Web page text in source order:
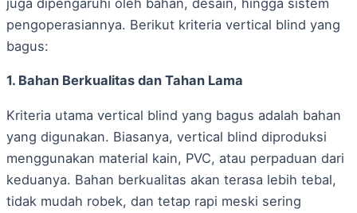
pengoperasiannya. Berikut kriteria vertical blind yang
bagus:
1. Bahan Berkualitas dan Tahan Lama
Kriteria utama vertical blind yang bagus adalah bahan
yang digunakan. Biasanya, vertical blind diproduksi
menggunakan material kain, PVC, atau perpaduan dari
keduanya. Bahan berkualitas akan terasa lebih tebal,
tidak mudah robek, dan tetap rapi meski sering